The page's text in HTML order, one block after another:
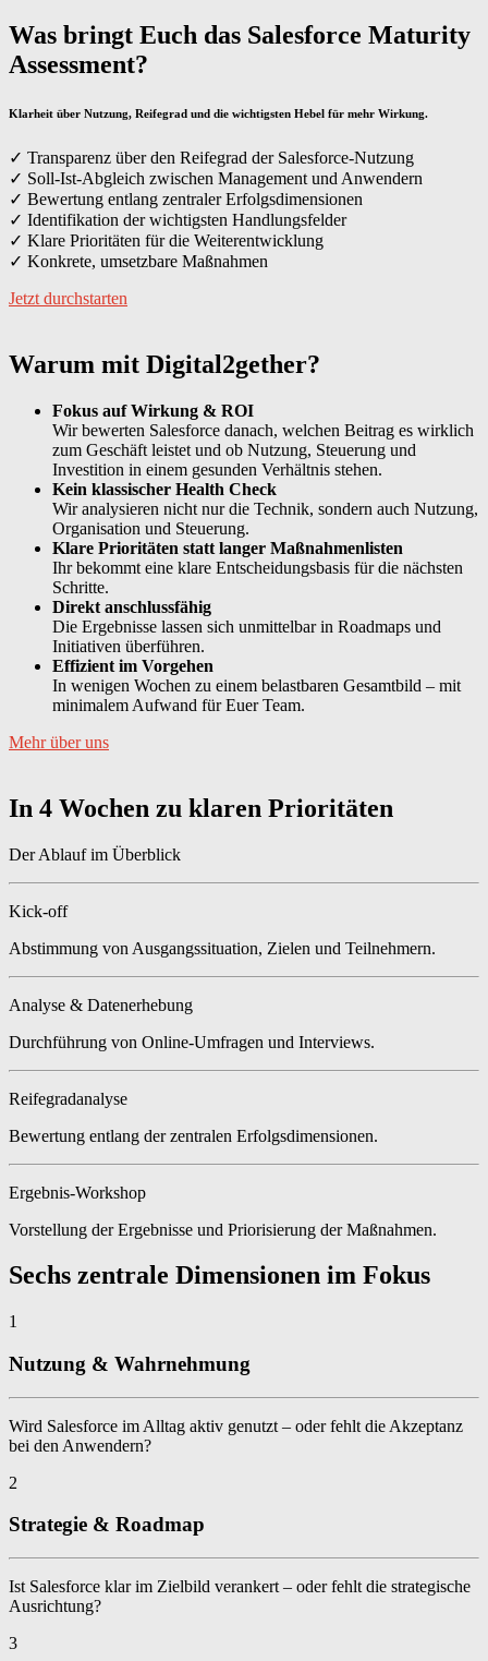
Was bringt Euch das Salesforce Maturity
Assessment?
Klarheit über Nutzung, Reifegrad und die wichtigsten Hebel für mehr Wirkung.
✓ Transparenz über den Reifegrad der Salesforce-Nutzung
✓ Soll-Ist-Abgleich zwischen Management und Anwendern
✓ Bewertung entlang zentraler Erfolgsdimensionen
✓ Identifikation der wichtigsten Handlungsfelder
✓ Klare Prioritäten für die Weiterentwicklung
✓ Konkrete, umsetzbare Maßnahmen
Jetzt durchstarten
Warum mit Digital2gether?
Fokus auf Wirkung & ROI
Wir bewerten Salesforce danach, welchen Beitrag es wirklich
zum Geschäft leistet und ob Nutzung, Steuerung und
Investition in einem gesunden Verhältnis stehen.
Kein klassischer Health Check
Wir analysieren nicht nur die Technik, sondern auch Nutzung,
Organisation und Steuerung.
Klare Prioritäten statt langer Maßnahmenlisten
Ihr bekommt eine klare Entscheidungsbasis für die nächsten
Schritte.
Direkt anschlussfähig
Die Ergebnisse lassen sich unmittelbar in Roadmaps und
Initiativen überführen.
Effizient im Vorgehen
In wenigen Wochen zu einem belastbaren Gesamtbild – mit
minimalem Aufwand für Euer Team.
Mehr über uns
In 4 Wochen zu klaren Prioritäten
Der Ablauf im Überblick
Kick-off
Abstimmung von Ausgangssituation, Zielen und Teilnehmern.
Analyse & Datenerhebung
Durchführung von Online-Umfragen und Interviews.
Reifegradanalyse
Bewertung entlang der zentralen Erfolgsdimensionen.
Ergebnis-Workshop
Vorstellung der Ergebnisse und Priorisierung der Maßnahmen.
Sechs zentrale Dimensionen im Fokus
1
Nutzung & Wahrnehmung
Wird Salesforce im Alltag aktiv genutzt – oder fehlt die Akzeptanz
bei den Anwendern?
2
Strategie & Roadmap
Ist Salesforce klar im Zielbild verankert – oder fehlt die strategische
Ausrichtung?
3